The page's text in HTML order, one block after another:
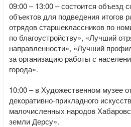
09:00 – 13:00 – состоится объезд
объектов для подведения итогов
отрядов старшеклассников по
по благоустройству», «Лучший
направленности», «Лучший
за организацию работы с
города».
10:00 – в Художественном музее
декоративно-прикладного
малочисленных народов
земли Дерсу».